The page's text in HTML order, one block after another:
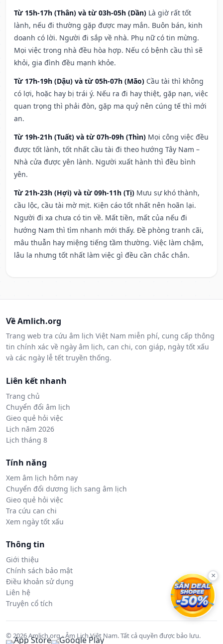
Từ 15h-17h (Thân) và từ 03h-05h (Dần) Là giờ rất tốt
lành, nếu đi thường gặp được may mắn. Buôn bán, kinh
doanh có lời. Người đi sắp về nhà. Phụ nữ có tin mừng.
Mọi việc trong nhà đều hòa hợp. Nếu có bệnh cầu thì sẽ
khỏi, gia đình đều mạnh khỏe.
Từ 17h-19h (Dậu) và từ 05h-07h (Mão) Cầu tài thì không
có lợi, hoặc hay bị trái ý. Nếu ra đi hay thiệt, gặp nạn, việc
quan trọng thì phải đòn, gặp ma quỷ nên cúng tế thì mới
an.
Từ 19h-21h (Tuất) và từ 07h-09h (Thìn) Mọi công việc đều
được tốt lành, tốt nhất cầu tài đi theo hướng Tây Nam –
Nhà cửa được yên lành. Người xuất hành thì đều bình
yên.
Từ 21h-23h (Hợi) và từ 09h-11h (Tị) Mưu sự khó thành,
cầu lộc, cầu tài mờ mịt. Kiện cáo tốt nhất nên hoãn lại.
Người đi xa chưa có tin về. Mất tiền, mất của nếu đi
hướng Nam thì tìm nhanh mới thấy. Đề phòng tranh cãi,
mâu thuẫn hay miệng tiếng tầm thường. Việc làm chậm,
lâu la nhưng tốt nhất làm việc gì đều cần chắc chắn.
Về Amlich.org
Trang web tra cứu âm lịch Việt Nam miễn phí, cung cấp thông
tin chính xác về ngày âm lịch, can chi, con giáp, ngày tốt xấu
và các ngày lễ tết truyền thống.
Liên kết nhanh
Trang chủ
Chuyển đổi âm lịch
Gieo quẻ hỏi việc
Lịch năm 2026
Lịch tháng 8
Tính năng
Xem âm lịch hôm nay
Chuyển đổi dương lịch sang âm lịch
Gieo quẻ hỏi việc
Tra cứu can chi
Xem ngày tốt xấu
Thông tin
Giới thiệu
Chính sách bảo mật
Điều khoản sử dụng
Liên hệ
Truyện cổ tích
© 2026 Amlich.org - Âm Lịch Việt Nam. Tất cả quyền được bảo lưu.
×